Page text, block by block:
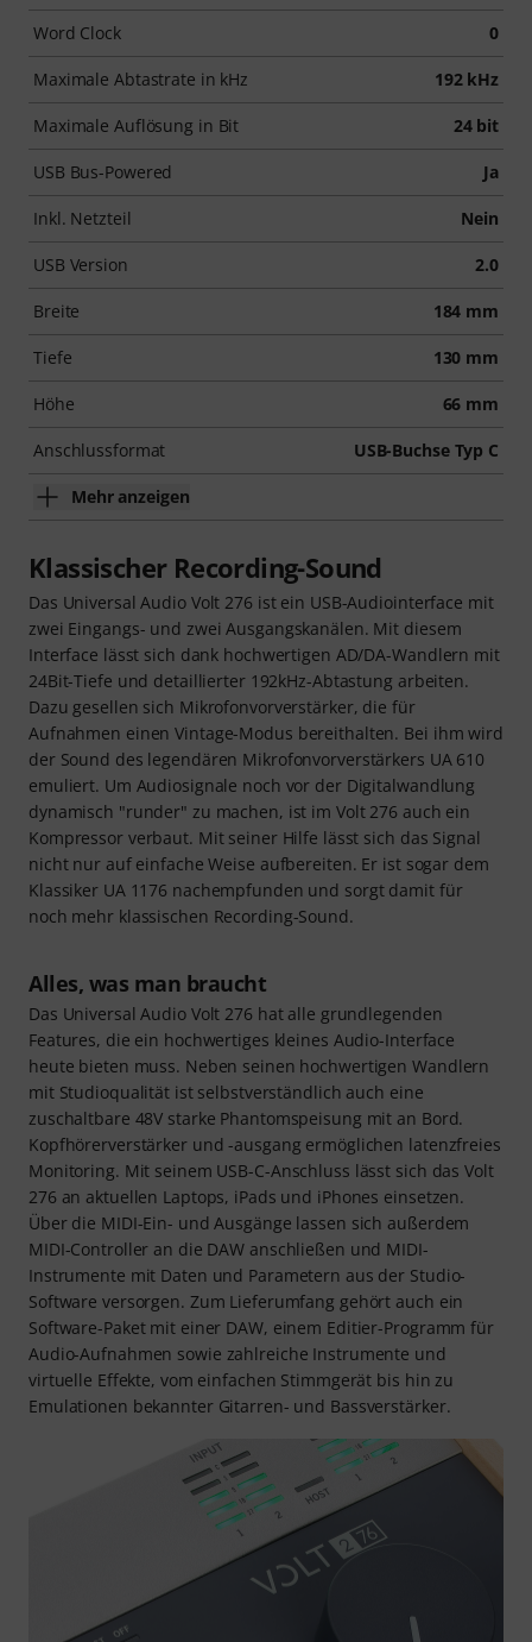
Word Clock 0
Maximale Abtastrate in kHz 192 kHz
Maximale Auflösung in Bit 24 bit
USB Bus-Powered Ja
Inkl. Netzteil Nein
USB Version 2.0
Breite 184 mm
Tiefe 130 mm
Höhe 66 mm
Anschlussformat USB-Buchse Typ C
Mehr anzeigen
Klassischer Recording-Sound
Das Universal Audio Volt 276 ist ein USB-Audiointerface mit
zwei Eingangs- und zwei Ausgangskanälen. Mit diesem
Interface lässt sich dank hochwertigen AD/DA-Wandlern mit
24Bit-Tiefe und detaillierter 192kHz-Abtastung arbeiten.
Dazu gesellen sich Mikrofonvorverstärker, die für
Aufnahmen einen Vintage-Modus bereithalten. Bei ihm wird
der Sound des legendären Mikrofonvorverstärkers UA 610
emuliert. Um Audiosignale noch vor der Digitalwandlung
dynamisch "runder" zu machen, ist im Volt 276 auch ein
Kompressor verbaut. Mit seiner Hilfe lässt sich das Signal
nicht nur auf einfache Weise aufbereiten. Er ist sogar dem
Klassiker UA 1176 nachempfunden und sorgt damit für
noch mehr klassischen Recording-Sound.
Alles, was man braucht
Das Universal Audio Volt 276 hat alle grundlegenden
Features, die ein hochwertiges kleines Audio-Interface
heute bieten muss. Neben seinen hochwertigen Wandlern
mit Studioqualität ist selbstverständlich auch eine
zuschaltbare 48V starke Phantomspeisung mit an Bord.
Kopfhörerverstärker und -ausgang ermöglichen latenzfreies
Monitoring. Mit seinem USB-C-Anschluss lässt sich das Volt
276 an aktuellen Laptops, iPads und iPhones einsetzen.
Über die MIDI-Ein- und Ausgänge lassen sich außerdem
MIDI-Controller an die DAW anschließen und MIDI-
Instrumente mit Daten und Parametern aus der Studio-
Software versorgen. Zum Lieferumfang gehört auch ein
Software-Paket mit einer DAW, einem Editier-Programm für
Audio-Aufnahmen sowie zahlreiche Instrumente und
virtuelle Effekte, vom einfachen Stimmgerät bis hin zu
Emulationen bekannter Gitarren- und Bassverstärker.